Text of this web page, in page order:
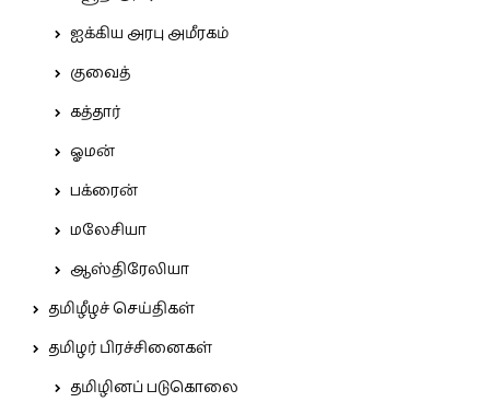
ஐக்கிய அரபு அமீரகம்
குவைத்
கத்தார்
ஓமன்
பக்ரைன்
மலேசியா
ஆஸ்திரேலியா
தமிழீழச் செய்திகள்
தமிழர் பிரச்சினைகள்
தமிழினப் படுகொலை